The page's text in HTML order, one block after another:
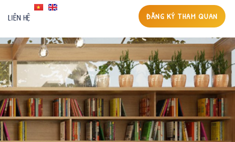
LIÊN HỆ ĐĂNG KÝ THAM QUAN